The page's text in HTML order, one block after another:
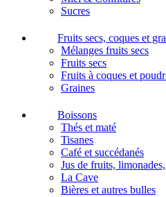
Sucres
Fruits secs, coques et
Mélanges fruits secs
Fruits secs
Fruits à coques et
Graines
Boissons
Thés et maté
Tisanes
Café et succédanés
Jus de fruits,
La Cave
Bières et autres bulles